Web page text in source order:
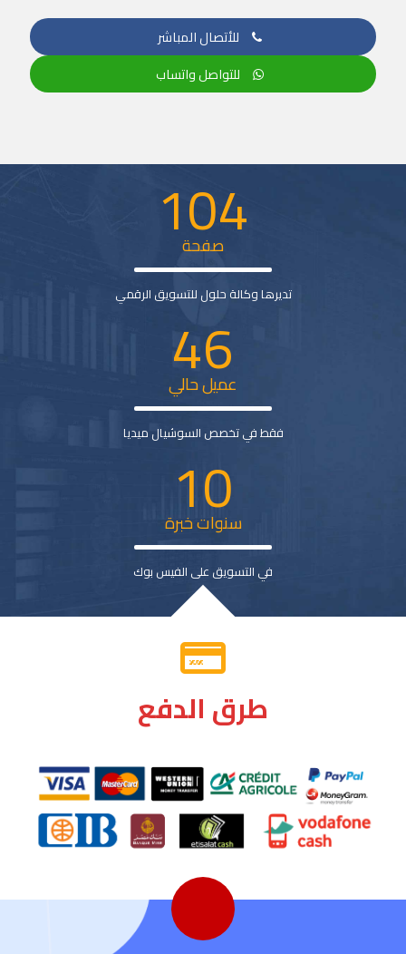
للأتصال المباشر
للتواصل واتساب
104
صفحة
تديرها وكالة حلول للتسويق الرقمي
46
عميل حالي
فقط في تخصص السوشيال ميديا
10
سنوات خبرة
في التسويق على الفيس بوك
طرق الدفع